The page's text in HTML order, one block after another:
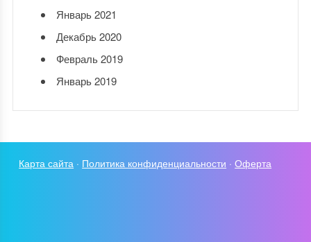
Январь 2021
Декабрь 2020
Февраль 2019
Январь 2019
Карта сайта · Политика конфиденциальности ·Оферта